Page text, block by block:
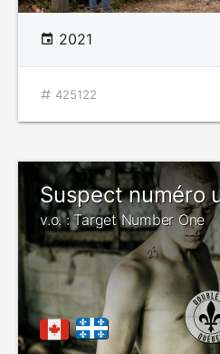
2021
425122
Suspect numéro
v.o. : Target Number One